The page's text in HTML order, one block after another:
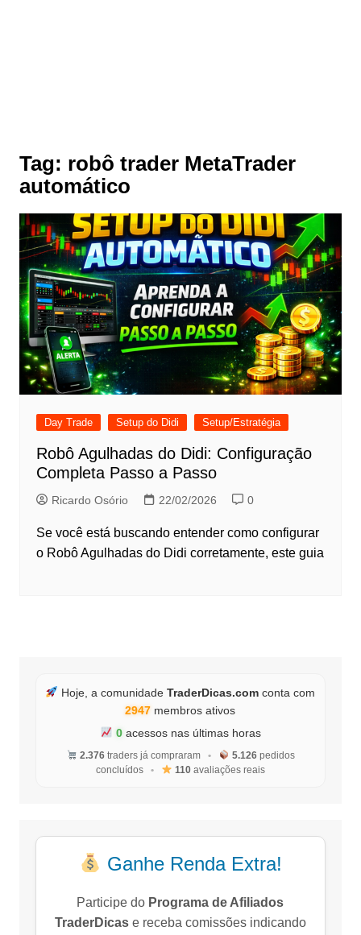
Tag: robô trader MetaTrader
automático
Day Trade Setup do Didi Setup/Estratégia
Robô Agulhadas do Didi: Configuração
Completa Passo a Passo
Ricardo Osório 22/02/2026 0
Se você está buscando entender como configurar
o Robô Agulhadas do Didi corretamente, este guia
Hoje, a comunidadeTraderDicas.com conta com
2947 membros ativos
0acessos nas últimas horas
2.376traders já compraram • 5.126pedidos
concluídos
• 110avaliações reais
Ganhe Renda Extra!
Participe do Programa de Afiliados
TraderDicase receba comissões indicando